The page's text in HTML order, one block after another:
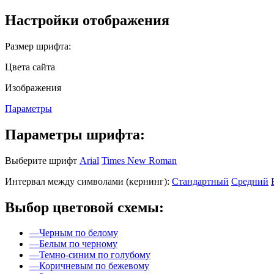
Настройки отображения
Размер шрифта:
Цвета сайта
Изображения
Параметры
Параметры шрифта:
Выберите шрифт Arial Times New Roman
Интервал между символами (кернинг): Стандартный Средний
Выбор цветовой схемы:
—Черным по белому
—Белым по черному
—Темно-синим по голубому
—Коричневым по бежевому